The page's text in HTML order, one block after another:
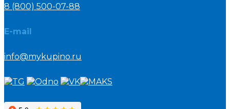
8 (800) 500-07-88
E-mail
info@mykupino.ru